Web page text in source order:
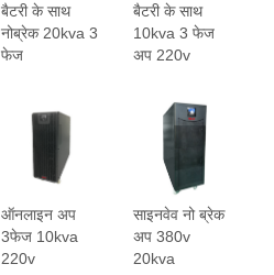
बैटरी के साथ
नोब्रेक 20kva 3
फेज
बैटरी के साथ
10kva 3 फेज
अप 220v
ऑनलाइन अप
3फेज 10kva
220v
साइनवेव नो ब्रेक
अप 380v
20kva